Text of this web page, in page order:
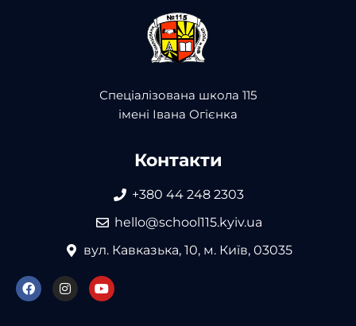
Спеціалізована школа 115
імені Івана Огієнка
Контакти
+380 44 248 2303
hello@school115.kyiv.ua
вул. Кавказька, 10, м. Київ, 03035